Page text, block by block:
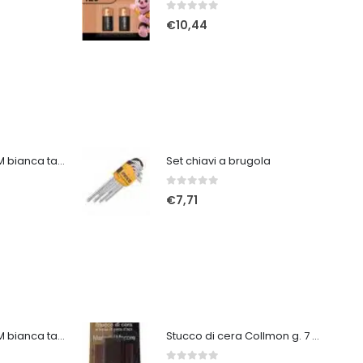
Tuta protettiva 3M bianca taglia XXL
Tuta protettiva 3M bianca taglia XL
€10,44
Set chiavi a brugola
€7,71
Stucco di cera Collmon g. 7 macore